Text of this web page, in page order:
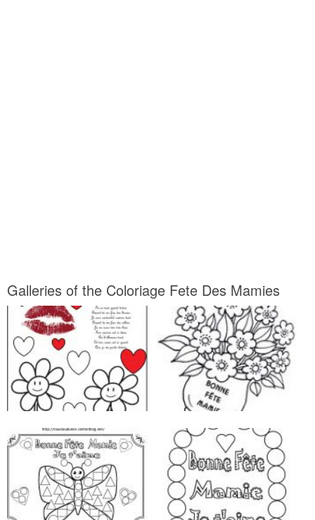
Galleries of the Coloriage Fete Des Mamies